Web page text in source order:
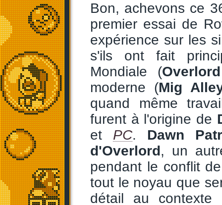
Bon, achevons ce
premier essai de
expérience sur les
s'ils ont fait
Mondiale (Overlord
moderne (Mig
quand même
furent à l'origine de
et PC. Dawn
d'Overlord, un
pendant le conflit
tout le noyau que
détail au